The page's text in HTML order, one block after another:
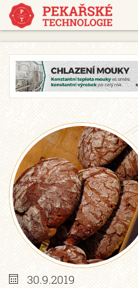
https://www.traditionrolex.com/18
30.9.2019